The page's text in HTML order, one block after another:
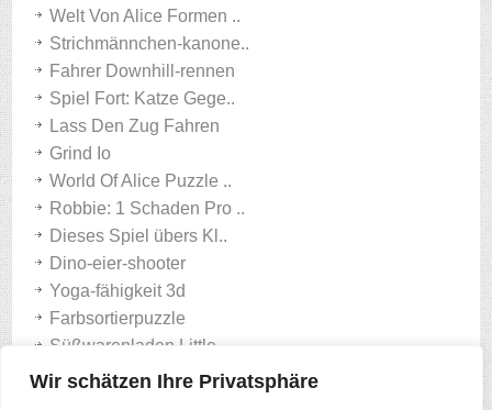
Wir schätzen Ihre Privatsphäre
Welt Von Alice Formen ..
Strichmännchen-kanone..
Fahrer Downhill-rennen
Spiel Fort: Katze Gege..
Lass Den Zug Fahren
Grind Io
World Of Alice Puzzle ..
Robbie: 1 Schaden Pro ..
Dieses Spiel übers Kl..
Dino-eier-shooter
Yoga-fähigkeit 3d
Farbsortierpuzzle
Süßwarenladen Little..
Stunt Car Extreme Onli..